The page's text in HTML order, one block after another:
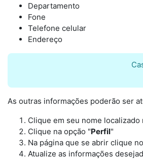
Departamento
Fone
Telefone celular
Endereço
As outras informações poderão ser
Clique em seu nome
Clique na opção "Perfil"
Na página que se abrir clique
Atualize as informações